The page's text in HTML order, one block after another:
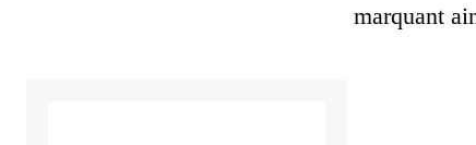
marquant